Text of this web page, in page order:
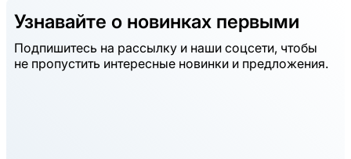
Узнавайте о новинках первыми
Подпишитесь на рассылку и наши соцсети, чтобы
не пропустить интересные новинки и предложения.